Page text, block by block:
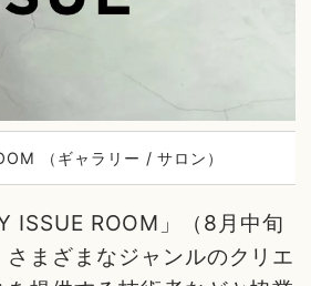
（ギャラリー / サロン）
ISSUE ROOM」（8月中旬
まざまなジャンルのクリエ